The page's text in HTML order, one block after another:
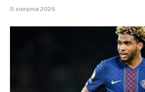
5 sierpnia 2026